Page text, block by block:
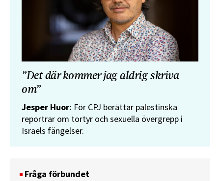
”Det där kommer jag aldrig skriva
om”
Jesper Huor: För CPJ berättar palestinska
reportrar om tortyr och sexuella övergrepp i
Israels fängelser.
Fråga förbundet